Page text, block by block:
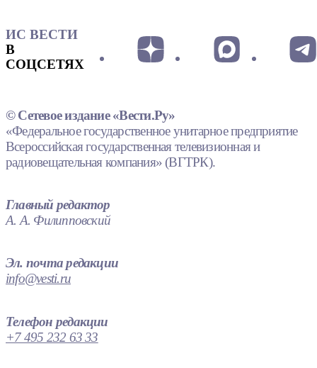
ИС ВЕСТИ
В
СОЦСЕТЯХ
© Сетевое издание «Вести.Ру»
«Федеральное государственное унитарное предприятие
Всероссийская государственная телевизионная и
радиовещательная компания» (ВГТРК).
Главный редактор
А. А. Филипповский
Эл. почта редакции
info@vesti.ru
Телефон редакции
+7 495 232 63 33